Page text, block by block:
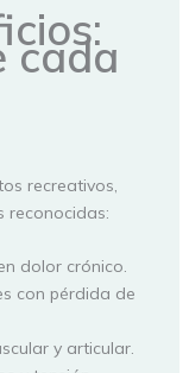
cada
recreativos,
reconocidas:
dolor crónico.
con pérdida de
y articular.